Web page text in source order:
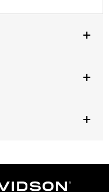
Rädern ausgestattet).
für Ritzel